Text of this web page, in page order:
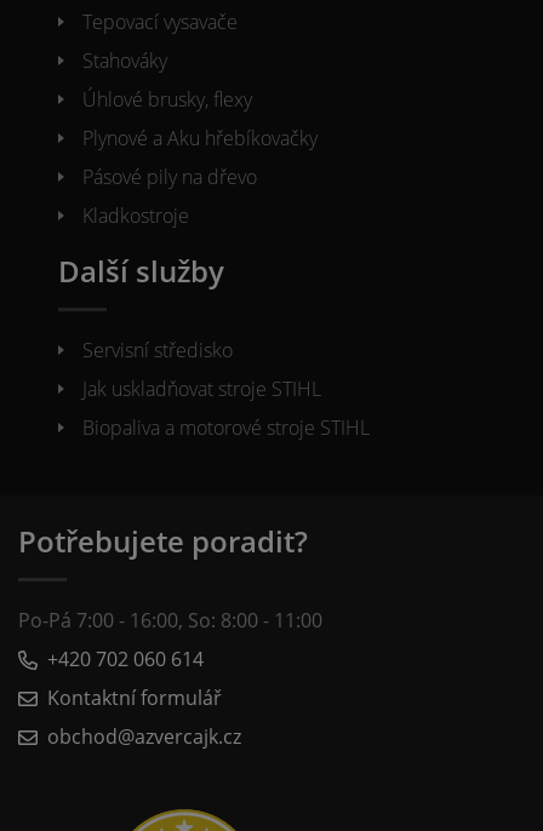
Tepovací vysavače
Stahováky
Úhlové brusky, flexy
Plynové a Aku hřebíkovačky
Pásové pily na dřevo
Kladkostroje
Další služby
Servisní středisko
Jak uskladňovat stroje STIHL
Biopaliva a motorové stroje STIHL
Potřebujete poradit?
Po-Pá 7:00 - 16:00, So: 8:00 - 11:00
+420 702 060 614
Kontaktní formulář
obchod@azvercajk.cz